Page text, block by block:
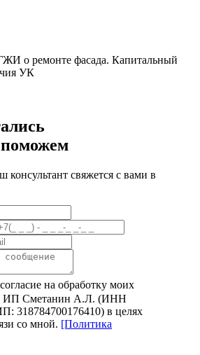
о ремонте фасада. Капитальный
УК
поможем
свяжется с вами в
на обработку моих
ИП Сметанин А.Л. (ИНН
318784700176410) в целях
со мной. [Политика